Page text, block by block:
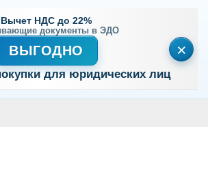
Вычет НДС до 22%
документы в ЭДО
ВЫГОДНО
для юридических лиц
×